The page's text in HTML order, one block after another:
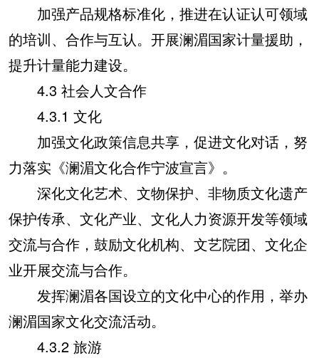
加强产品规格标准化，推进在认证认可领域
的培训、合作与互认。开展澜湄国家计量援助，
提升计量能力建设。
4.3 社会人文合作
4.3.1 文化
加强文化政策信息共享，促进文化对话，努
力落实《澜湄文化合作宁波宣言》。
深化文化艺术、文物保护、非物质文化遗产
保护传承、文化产业、文化人力资源开发等领域
交流与合作，鼓励文化机构、文艺院团、文化企
业开展交流与合作。
发挥澜湄各国设立的文化中心的作用，举办
澜湄国家文化交流活动。
4.3.2 旅游